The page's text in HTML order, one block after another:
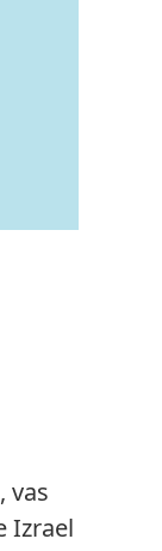
vas
Izrael